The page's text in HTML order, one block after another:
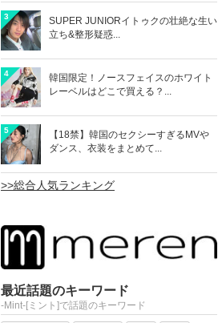
3
SUPER JUNIORイトゥクの壮絶な生い
立ち&整形疑惑...
4
韓国限定！ノースフェイスのホワイト
レーベルはどこで買える？...
5
【18禁】韓国のセクシーすぎるMVや
ダンス、衣装をまとめて...
>>総合人気ランキング
最近話題のキーワード
-Mint-[ミント]で話題のキーワード